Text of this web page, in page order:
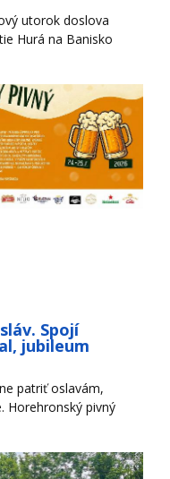
utorok doslova
Hurá na Banisko
Spojí
jubileum
patriť oslavám,
Horehronský pivný